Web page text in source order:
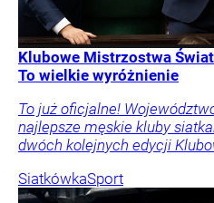
Klubowe Mistrzostwa
To wielkie wyróżnienie
To już oficjalne!
najlepsze męskie kluby
dwóch kolejnych edycji
SiatkówkaSport